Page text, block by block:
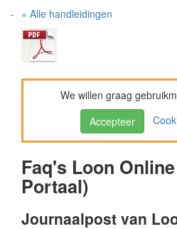
« Alle handleidingen
We willen graag
Accepteer
Faq's Loon
Portaal)
Journaalpost van